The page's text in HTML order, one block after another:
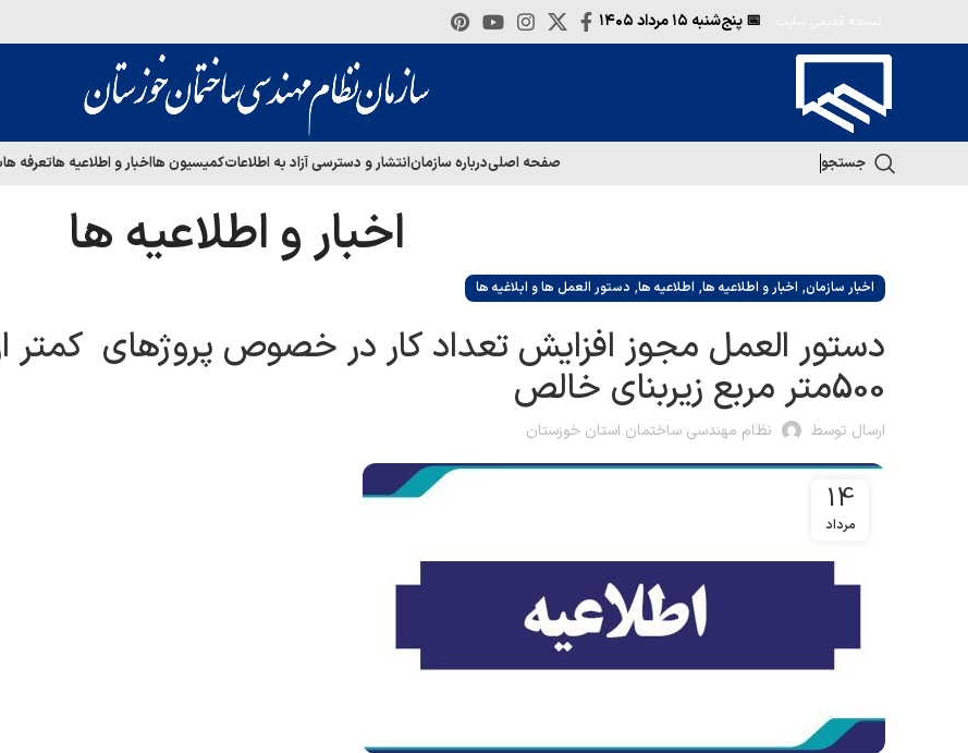
📅 پنج‌شنبه
جستجو صفحه اصلیدرباره سازمانانتشار و دسترسی آزاد به اطلاعاتکمیسیون هااخبار و اطلاعیه هاتعرفه ها
اخبار و اطلاعیه ها
اخبار سازمان, اخبار و اطلاعیه ها, اطلاعیه ها, دستور العمل ها و ابلاغیه ها
دستور العمل مجوز افزایش تعداد کار در خصوص پروژهای کمتر
500متر مربع زیربنای خالص
ارسال توسط نظام مهندسی ساختمان استان خوزستان
14
مرداد